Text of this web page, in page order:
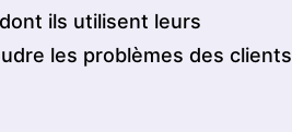
ils utilisent leurs
les problèmes des clients